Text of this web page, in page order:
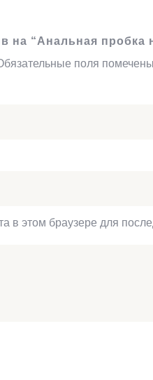
на “Анальная пробка
поля помечены
в этом браузере для